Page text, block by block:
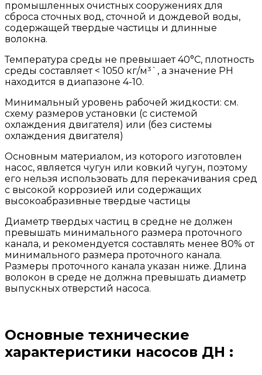
промышленных очистных сооружениях для
сброса сточных вод, сточной и дождевой воды,
содержащей твердые частицы и длинные
волокна.
Температура среды нe превышает 40°C, плотность
среды составляет < 1050 кг/м³`, а значение РН
находится в диапазоне 4-10.
Минимальный уровень рабочей жидкости: см.
схему размеров установки (с системой
охлаждения двигателя) или (без системы
охлаждения двигателя)
Основным материалом, из которого изготовлен
насос, является чугун или ковкий чугун, поэтому
его нельзя использовать для перекачивания сред
с высокой коррозией или содержащих
высокоабразивные твердые частицы
Диаметр твердых частиц в средне не должен
превышать минимального размера проточного
канала, и рекомендуется составлять менее 80% от
минимального размера проточного канала.
Размеры проточного канала указан ниже. Длина
волокон в среде не должна превышать диаметр
выпускных отверстий насоса.
Основные технические
характеристики насосов ДН :